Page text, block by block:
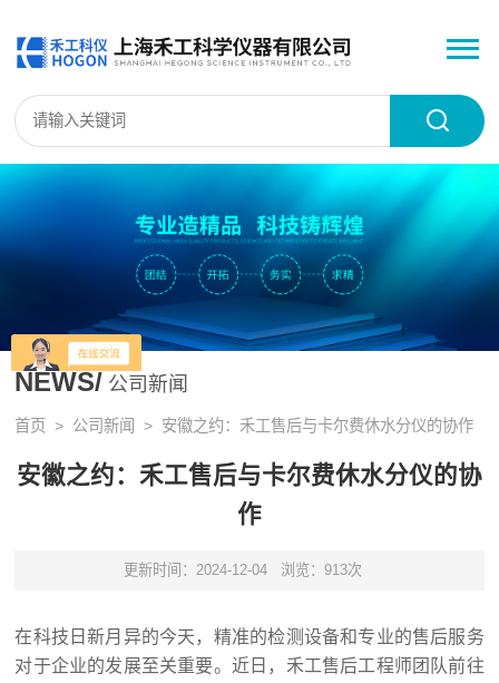
NEWS/ 公司新闻
首页 > 公司新闻 > 安徽之约：禾工售后与卡尔费休水分仪的协作
安徽之约：禾工售后与卡尔费休水分仪的协
作
更新时间：2024-12-04 浏览：913次
在科技日新月异的今天，精准的检测设备和专业的售后服务
对于企业的发展至关重要。近日，禾工售后工程师团队前往